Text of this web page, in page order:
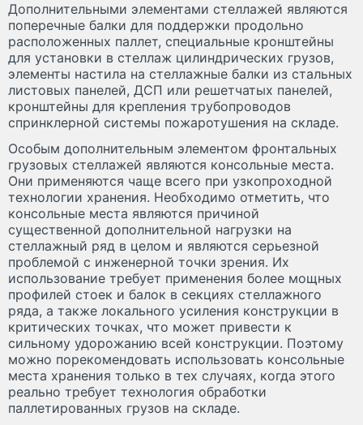
Дополнительными элементами стеллажей являются
поперечные балки для поддержки продольно
расположенных паллет, специальные кронштейны
для установки в стеллаж цилиндрических грузов,
элементы настила на стеллажные балки из стальных
листовых панелей, ДСП или решетчатых панелей,
кронштейны для крепления трубопроводов
спринклерной системы пожаротушения на складе.
Особым дополнительным элементом фронтальных
грузовых стеллажей являются консольные места.
Они применяются чаще всего при узкопроходной
технологии хранения. Необходимо отметить, что
консольные места являются причиной
существенной дополнительной нагрузки на
стеллажный ряд в целом и являются серьезной
проблемой с инженерной точки зрения. Их
использование требует применения более мощных
профилей стоек и балок в секциях стеллажного
ряда, а также локального усиления конструкции в
критических точках, что может привести к
сильному удорожанию всей конструкции. Поэтому
можно порекомендовать использовать консольные
места хранения только в тех случаях, когда этого
реально требует технология обработки
паллетированных грузов на складе.